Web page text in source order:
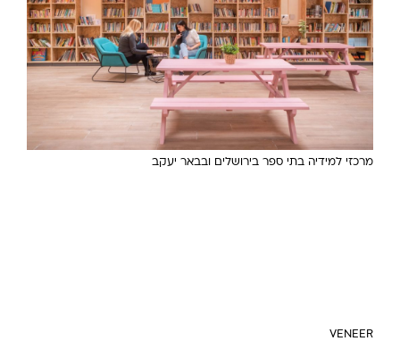
מרכזי למידיה בתי ספר בירושלים ובבאר יעקב
VENEER